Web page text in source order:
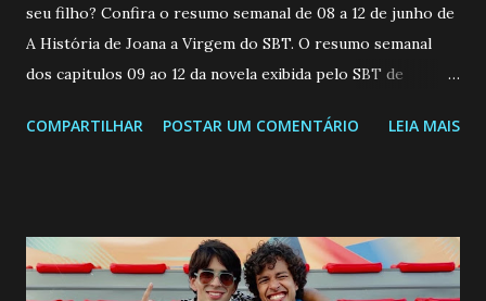
seu filho? Confira o resumo semanal de 08 a 12 de junho de
A História de Joana a Virgem do SBT. O resumo semanal
dos capitulos 09 ao 12 da novela exibida pelo SBT de
a Programação Semanal do SBT de 08/06/26 a 14/06/26
confessa a Gabriel que ele demonstrou ser o tipo de
pessoa que ela tanto desejou durante toda a vida. Camila
COMPARTILHAR POSTAR UM COMENTÁRIO LEIA MAIS